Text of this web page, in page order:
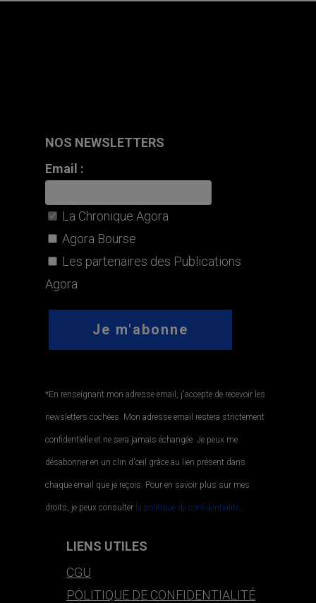
NOS NEWSLETTERS
Email :
La Chronique Agora
Agora Bourse
Les partenaires des Publications
Agora
*En renseignant mon adresse email, j'accepte de recevoir les
newsletters cochées. Mon adresse email restera strictement
confidentielle et ne sera jamais échangée. Je peux me
désabonner en un clin d'œil grâce au lien présent dans
chaque email que je reçois. Pour en savoir plus sur mes
droits, je peux consulter la politique de confidentialité..
LIENS UTILES
CGU
POLITIQUE DE CONFIDENTIALITÉ